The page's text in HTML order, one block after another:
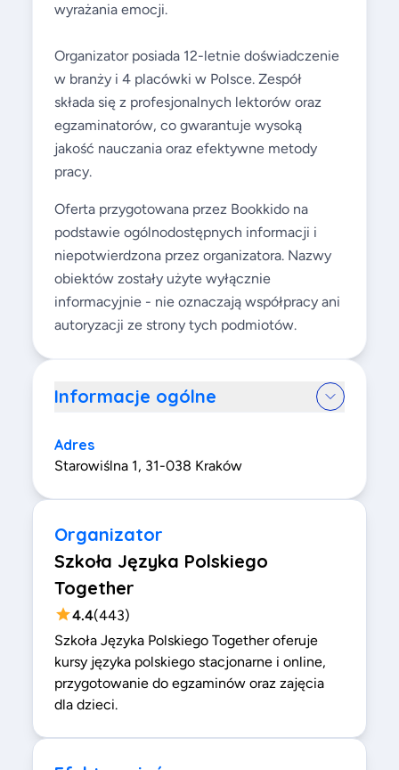
wyrażania emocji.
Organizator posiada 12-letnie doświadczenie
w branży i 4 placówki w Polsce. Zespół
składa się z profesjonalnych lektorów oraz
egzaminatorów, co gwarantuje wysoką
jakość nauczania oraz efektywne metody
pracy.
Oferta przygotowana przez Bookkido na
podstawie ogólnodostępnych informacji i
niepotwierdzona przez organizatora. Nazwy
obiektów zostały użyte wyłącznie
informacyjnie - nie oznaczają współpracy ani
autoryzacji ze strony tych podmiotów.
Informacje ogólne
Adres
Starowiślna 1, 31-038 Kraków
Organizator
Szkoła Języka Polskiego
Together
4.4(443)
Szkoła Języka Polskiego Together oferuje
kursy języka polskiego stacjonarne i online,
przygotowanie do egzaminów oraz zajęcia
dla dzieci.